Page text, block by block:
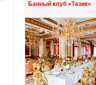
Банный клуб «Тазик»